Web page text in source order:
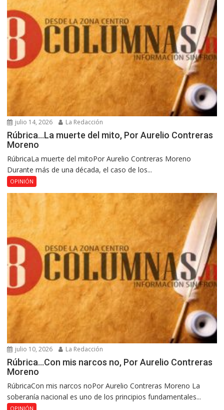
julio 14, 2026 La Redacción
Rúbrica…La muerte del mito, Por Aurelio Contreras
Moreno
RúbricaLa muerte del mitoPor Aurelio Contreras Moreno
Durante más de una década, el caso de los...
OPINIÓN
julio 10, 2026 La Redacción
Rúbrica…Con mis narcos no, Por Aurelio Contreras
Moreno
RúbricaCon mis narcos noPor Aurelio Contreras Moreno La
soberanía nacional es uno de los principios fundamentales...
OPINIÓN